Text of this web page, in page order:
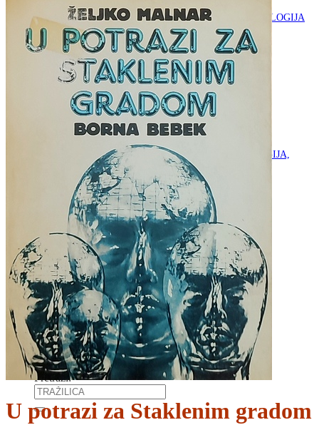
ETNOLOGIJA
FILOZOFIJA, SOCIOLOGIJA, ANTROPOLOGIJA
FOTOGRAFIJA
GLAZBENA UMJETNOST
KAZALIŠTE, FILM
OD KNJIŽEVNOST
DO RELIGIJA
KNJIŽEVNOST
LIKOVNA UMJETNOST
LJEKOVITO BILJE I ZDRAVLJE
MITOLOGIJA
POVIJEST I PUBLICISTIKA
PRIRODNE ZNANOSTI
PSIHOLOGIJA, POPULARNA PSIHOLOGIJA,
ALTERNATIVA
RAZNO
RELIGIJA
OD RJEČNIKA
DO ZEMLJOVIDA
RJEČNICI, GRAMATIKE, PRAVOPISI…
ŠAH
SPORT
STRIPOVI
TEHNIČKE ZNANOSTI
TEORIJA I POVIJEST KNJIŽEVNOSTI
VEDUTE
ZAGREB
ZEMLJOVIDI
Otkup knjiga
O nama
Novosti
AKCIJA
Pretraži:
U potrazi za Staklenim gradom